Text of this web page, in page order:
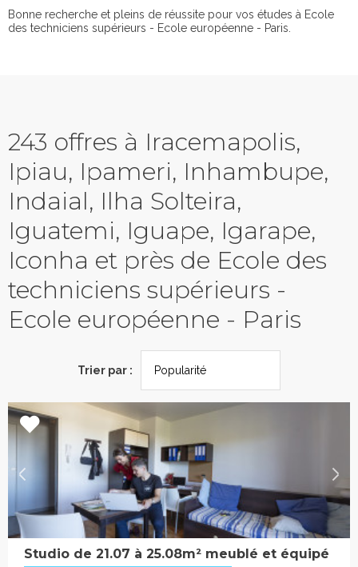
Bonne recherche et pleins de réussite pour vos études à Ecole
des techniciens supérieurs - Ecole européenne - Paris.
243 offres à Iracemapolis,
Ipiau, Ipameri, Inhambupe,
Indaial, Ilha Solteira,
Iguatemi, Iguape, Igarape,
Iconha et près de Ecole des
techniciens supérieurs -
Ecole européenne - Paris
Trier par :
Studio de 21.07 à 25.08m² meublé et équipé